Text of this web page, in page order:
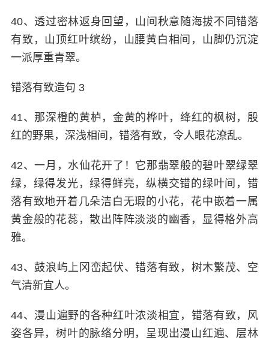
40、透过密林返身回望，山间秋意随海拔不同错落
有致，山顶红叶缤纷，山腰黄白相间，山脚仍沉淀
一派厚重青翠。
错落有致造句 3
41、那深橙的黄栌，金黄的桦叶，绛红的枫树，殷
红的野果，深浅相间，错落有致，令人眼花潦乱。
42、一月，水仙花开了！它那翡翠般的碧叶翠绿翠
绿，绿得发光，绿得鲜亮，纵横交错的绿叶间，错
落有致地开着几朵洁白无瑕的小花，花中嵌着一属
黄金般的花蕊，散出阵阵淡淡的幽香，显得格外高
雅。
43、鼓浪屿上冈峦起伏、错落有致，树木繁茂、空
气清新宜人。
44、漫山遍野的各种红叶浓淡相宜，错落有致，风
姿各异，树叶的脉络分明，呈现出漫山红遍、层林